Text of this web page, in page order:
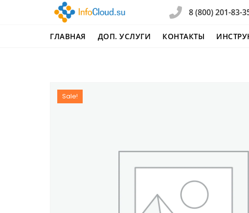
8 (800) 201-83-
ГЛАВНАЯ ДОП. УСЛУГИ КОНТАКТЫ
Sale!